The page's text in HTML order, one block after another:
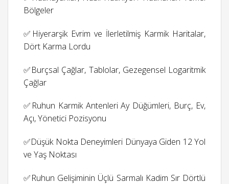
Bölgeler
✅Hiyerarşik Evrim ve İlerletilmiş Karmik Haritalar,
Dört Karma Lordu
✅Burçsal Çağlar, Tablolar, Gezegensel Logaritmik
Çağlar
✅Ruhun Karmik Antenleri Ay Düğümleri, Burç, Ev,
Açı, Yönetici Pozisyonu
✅Düşük Nokta Deneyimleri Dünyaya Giden 12 Yol
ve Yaş Noktası
✅Ruhun Gelişiminin Üçlü Sarmalı Kadim Sır Dörtlü